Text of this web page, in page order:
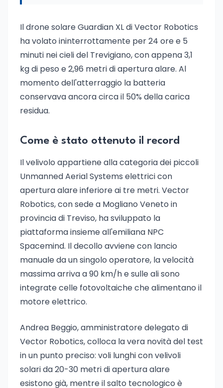
Il drone solare Guardian XL di Vector Robotics
ha volato ininterrottamente per 24 ore e 5
minuti nei cieli del Trevigiano, con appena 3,1
kg di peso e 2,96 metri di apertura alare. Al
momento dell'atterraggio la batteria
conservava ancora circa il 50% della carica
residua.
Come è stato ottenuto il record
Il velivolo appartiene alla categoria dei piccoli
Unmanned Aerial Systems elettrici con
apertura alare inferiore ai tre metri. Vector
Robotics, con sede a Mogliano Veneto in
provincia di Treviso, ha sviluppato la
piattaforma insieme all'emiliana NPC
Spacemind. Il decollo avviene con lancio
manuale da un singolo operatore, la velocità
massima arriva a 90 km/h e sulle ali sono
integrate celle fotovoltaiche che alimentano il
motore elettrico.
Andrea Beggio, amministratore delegato di
Vector Robotics, colloca la vera novità del test
in un punto preciso: voli lunghi con velivoli
solari da 20-30 metri di apertura alare
esistono già, mentre il salto tecnologico è